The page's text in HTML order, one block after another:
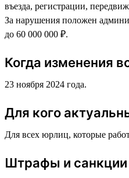
въезда, регистрации,
За нарушения положен
до 60 000 000 ₽.
Когда изменения
23 ноября 2024 года.
Для кого
Для всех юрлиц, которые
Штрафы и санкции